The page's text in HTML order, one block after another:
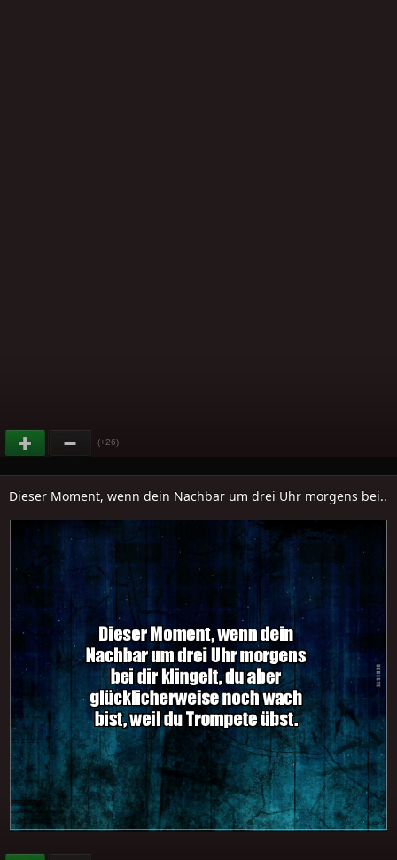
(+26)
Dieser Moment, wenn dein Nachbar um drei Uhr morgens bei..